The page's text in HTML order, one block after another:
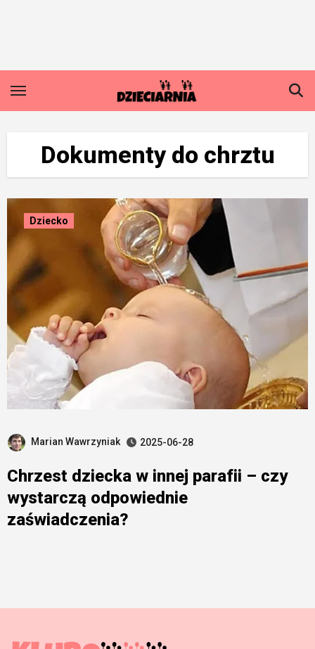
Dokumenty do chrztu
Dziecko
Marian Wawrzyniak 2025-06-28
Chrzest dziecka w innej parafii – czy
wystarczą odpowiednie
zaświadczenia?